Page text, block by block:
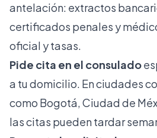
antelación: extractos
certificados penales y
oficial y tasas.
Pide cita en el consulado
a tu domicilio. En ciudades
como Bogotá, Ciudad de
las citas pueden tardar